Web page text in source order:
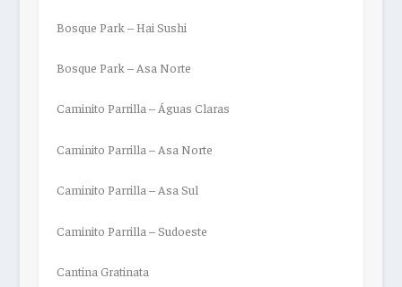
Bosque Park – Hai Sushi
Bosque Park – Asa Norte
Caminito Parrilla – Águas Claras
Caminito Parrilla – Asa Norte
Caminito Parrilla – Asa Sul
Caminito Parrilla – Sudoeste
Cantina Gratinata